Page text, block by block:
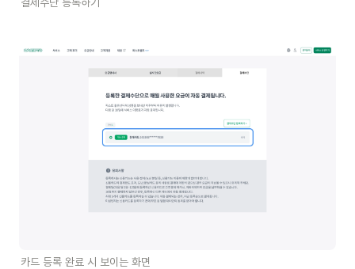
카드 등록 완료 시 보이는 화면